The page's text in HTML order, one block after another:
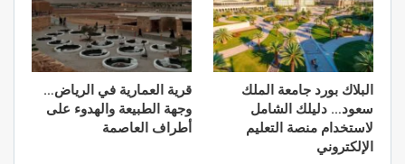
البلاك بورد جامعة الملك
سعود… دليلك الشامل
لاستخدام منصة التعليم
الإلكتروني
قرية العمارية في الرياض…
وجهة الطبيعة والهدوء على
أطراف العاصمة